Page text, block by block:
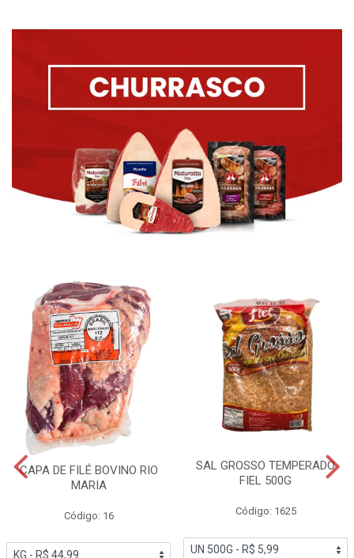
CAPA DE FILÉ BOVINO RIO
MARIA
Código: 16
SAL GROSSO TEMPERADO
FIEL 500G
Código: 1625